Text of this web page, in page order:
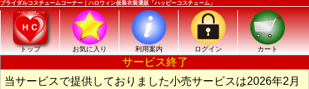
ブライダルコスチュームコーナー｜ハロウィン仮装衣装通販「ハッピーコスチューム」
トップ お気に入り 利用案内 ログイン カート
サービス終了
当サービスで提供しておりました小売サービスは2026年2月